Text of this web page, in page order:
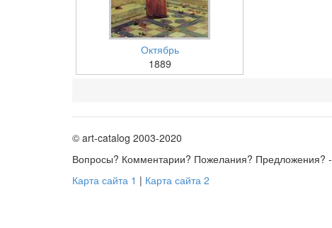
Октябрь
1889
© art-catalog 2003-2020
Вопросы? Комментарии? Пожелания? Предложения? -
Карта сайта 1 | Карта сайта 2